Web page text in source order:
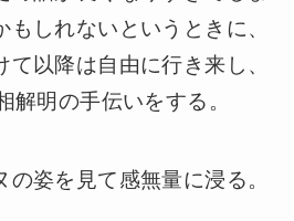
もしれないというときに、
以降は自由に行き来し、
解明の手伝いをする。
姿を見て感無量に浸る。